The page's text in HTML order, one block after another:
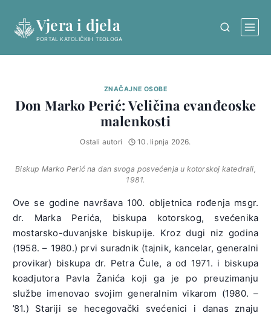
content
Vjera i djela
PORTAL KATOLIČKIH TEOLOGA
ZNAČAJNE OSOBE
Don Marko Perić: Veličina evanđeoske
malenkosti
Ostali autori 10. lipnja 2026.
Biskup Marko Perić na dan svoga posvećenja u kotorskoj katedrali,
1981.
Ove se godine navršava 100. obljetnica rođenja msgr.
dr. Marka Perića, biskupa kotorskog, svećenika
mostarsko-duvanjske biskupije. Kroz dugi niz godina
(1958. – 1980.) prvi suradnik (tajnik, kancelar, generalni
provikar) biskupa dr. Petra Čule, a od 1971. i biskupa
koadjutora Pavla Žanića koji ga je po preuzimanju
službe imenovao svojim generalnim vikarom (1980. –
’81.) Stariji se hecegovački svećenici i danas znaju